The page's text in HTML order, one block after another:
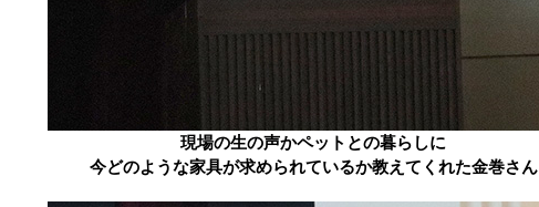
現場の生の声かペットとの暮らしに
今どのような家具が求められているか教えてくれた金巻さん